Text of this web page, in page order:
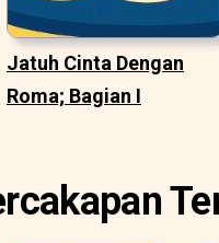
Jatuh Cinta Dengan
Roma; Bagian I